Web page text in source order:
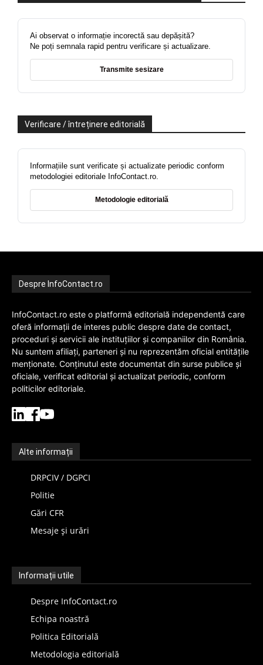
Ai observat o informație incorectă sau depășită?
Ne poți semnala rapid pentru verificare și actualizare.
Transmite sesizare
Verificare / întreținere editorială
Informațiile sunt verificate și actualizate periodic conform
metodologiei editoriale InfoContact.ro.
Metodologie editorială
Despre InfoContact.ro
InfoContact.ro este o platformă editorială independentă care
oferă informații de interes public despre date de contact,
proceduri și servicii ale instituțiilor și companiilor din România.
Nu suntem afiliați, parteneri și nu reprezentăm oficial entitățile
menționate. Conținutul este documentat din surse publice și
oficiale, verificat editorial și actualizat periodic, conform
politicilor editoriale.
Alte informații
DRPCIV / DGPCI
Politie
Gări CFR
Mesaje și urări
Informații utile
Despre InfoContact.ro
Echipa noastră
Politica Editorială
Metodologia editorială